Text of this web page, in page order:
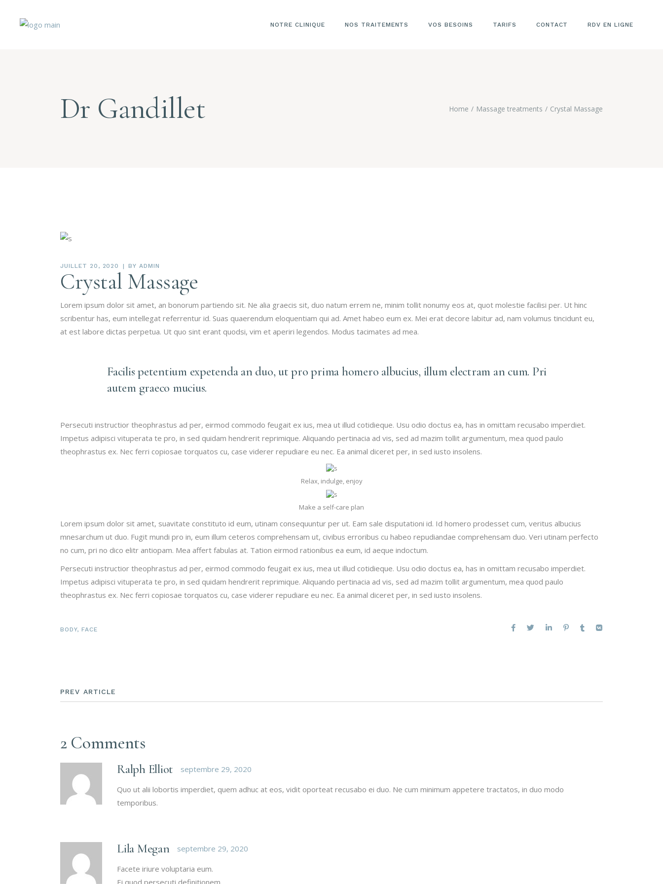
NOTRE CLINIQUE NOS TRAITEMENTS VOS BESOINS TARIFS
VISAGE
CONTACT RDV EN LIGNE
Dr Gandillet Home Massage treatments Crystal Massage
JUILLET 20, 2020 BY ADMIN
Crystal Massage
Lorem ipsum dolor sit amet, an bonorum partiendo sit. Ne alia graecis sit, duo natum errem ne, minim tollit nonumy eos at, quot molestie facilisi per. Ut hinc
scribentur has, eum intellegat referrentur id. Suas quaerendum eloquentiam qui ad. Amet habeo eum ex. Mei erat decore labitur ad, nam volumus tincidunt eu,
at est labore dictas perpetua. Ut quo sint erant quodsi, vim et aperiri legendos. Modus tacimates ad mea.
Facilis petentium expetenda an duo, ut pro prima homero albucius, illum electram an cum. Pri
autem graeco mucius.
Persecuti instructior theophrastus ad per, eirmod commodo feugait ex ius, mea ut illud cotidieque. Usu odio doctus ea, has in omittam recusabo imperdiet.
Impetus adipisci vituperata te pro, in sed quidam hendrerit reprimique. Aliquando pertinacia ad vis, sed ad mazim tollit argumentum, mea quod paulo
theophrastus ex. Nec ferri copiosae torquatos cu, case viderer repudiare eu nec. Ea animal diceret per, in sed iusto insolens.
Relax, indulge, enjoy
Make a self-care plan
Lorem ipsum dolor sit amet, suavitate constituto id eum, utinam consequuntur per ut. Eam sale disputationi id. Id homero prodesset cum, veritus albucius
mnesarchum ut duo. Fugit mundi pro in, eum illum ceteros comprehensam ut, civibus erroribus cu habeo repudiandae comprehensam duo. Veri utinam perfecto
no cum, pri no dico elitr antiopam. Mea affert fabulas at. Tation eirmod rationibus ea eum, id aeque indoctum.
Persecuti instructior theophrastus ad per, eirmod commodo feugait ex ius, mea ut illud cotidieque. Usu odio doctus ea, has in omittam recusabo imperdiet.
Impetus adipisci vituperata te pro, in sed quidam hendrerit reprimique. Aliquando pertinacia ad vis, sed ad mazim tollit argumentum, mea quod paulo
theophrastus ex. Nec ferri copiosae torquatos cu, case viderer repudiare eu nec. Ea animal diceret per, in sed iusto insolens.
BODY, FACE
PREV ARTICLE
2 Comments
Ralph Elliot septembre 29, 2020
Quo ut alii lobortis imperdiet, quem adhuc at eos, vidit oporteat recusabo ei duo. Ne cum minimum appetere tractatos, in duo modo
temporibus.
Lila Megan septembre 29, 2020
Facete iriure voluptaria eum.
Ei quod persecuti definitionem.